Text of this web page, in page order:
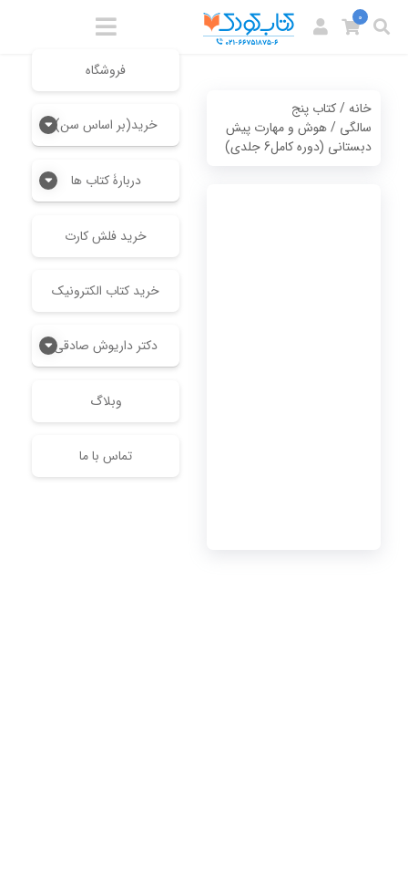
فروشگاه
خرید(بر اساس سن)
دربارۀ کتاب ها
خرید فلش کارت
خرید کتاب الکترونیک
دکتر داریوش صادقی
وبلاگ
تماس با ما
0
خانه/کتاب پنج
سالگی / هوش و مهارت پیش
دبستانی (دوره کامل6 جلدی)